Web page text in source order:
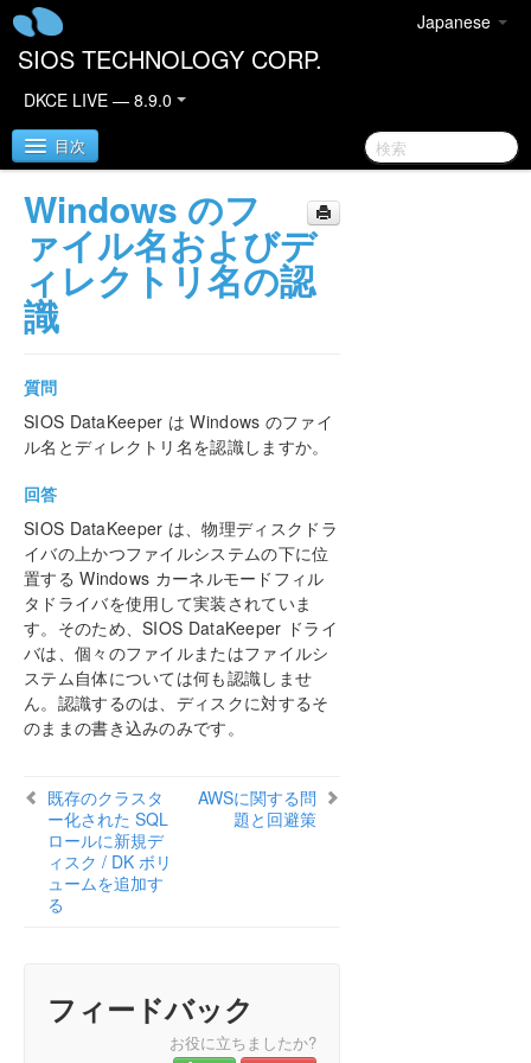
Japanese
SIOS TECHNOLOGY CORP.
DKCE LIVE — 8.9.0
目次
SIOS DataKeeper Cluster Edition
DataKeeper Cluster Edition リリースノート
クラウド環境における DataKeeper Cluster Edition
DataKeeper Cluster Edition テクニカルドキュメン
テーション
ユーザインターフェース
コンポーネント
レプリケーションについて
構成
DataKeeper の管理
SIOS DataKeeper で EMCMD を使用する
ユーザガイド
よくある質問
既存のクラスター化された SQL ロールに新規ディ
スク / DK ボリュームを追加する
Windows のファイル名およびディレクトリ名の認
ミラータイプの変更
[ミラーを作成]、[ジョブ名を変更]、[ジョブを削除]
操作がグレイアウトされる
Windows のフ
ァイル名およびデ
ィレクトリ名の認
識
質問
SIOS DataKeeper は Windows のファイ
ル名とディレクトリ名を認識しますか。
回答
SIOS DataKeeper は、物理ディスクドラ
イバの上かつファイルシステムの下に位
置する Windows カーネルモードフィル
タドライバを使用して実装されていま
す。そのため、SIOS DataKeeper ドライ
バは、個々のファイルまたはファイルシ
ステム自体については何も認識しませ
ん。認識するのは、ディスクに対するそ
のままの書き込みのみです。
既存のクラスタ
ー化された SQL
ロールに新規デ
ィスク / DK ボリ
ュームを追加す
る
AWSに関する問
題と回避策
フィードバック
お役に立ちましたか?